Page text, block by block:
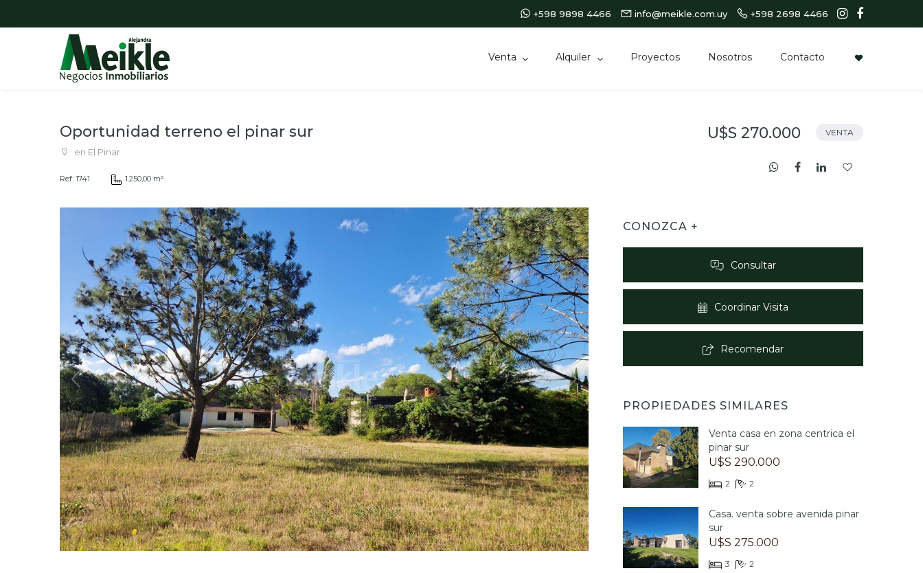
+598 9898 4466 info@meikle.com.uy +598 2698 4466
Venta Alquiler Proyectos Nosotros Contacto
Oportunidad terreno el pinar sur
en El Pinar
Ref: 1741 1.250,00 m²
U$S 270.000 VENTA
CONOZCA +
Consultar
Coordinar Visita
Recomendar
PROPIEDADES SIMILARES
Venta casa en zona centrica el
pinar sur
U$S 290.000
2 2
Casa. venta sobre avenida pinar
sur
U$S 275.000
3 2